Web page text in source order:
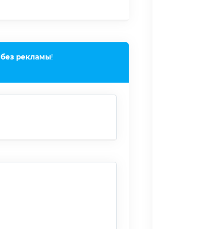
без рекламы!